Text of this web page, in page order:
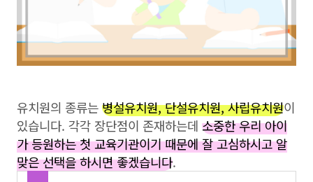
유치원의 종류는병설유치원, 단설유치원, 사립유치원이
있습니다. 각각 장단점이 존재하는데 소중한 우리 아이
가 등원하는 첫 교육기관이기 때문에 잘 고심하시고 알
맞은 선택을 하시면 좋겠습니다.